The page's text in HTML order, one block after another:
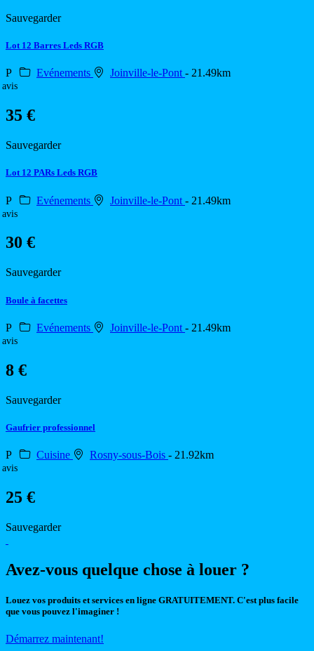
Sauvegarder
Lot 12 Barres Leds RGB
P Evénements Joinville-le-Pont - 21.49km
avis
35 €
Sauvegarder
Lot 12 PARs Leds RGB
P Evénements Joinville-le-Pont - 21.49km
avis
30 €
Sauvegarder
Boule à facettes
P Evénements Joinville-le-Pont - 21.49km
avis
8 €
Sauvegarder
Gaufrier professionnel
P Cuisine Rosny-sous-Bois - 21.92km
avis
25 €
Sauvegarder
Avez-vous quelque chose à louer ?
Louez vos produits et services en ligne GRATUITEMENT. C'est plus facile
que vous pouvez l'imaginer !
Démarrez maintenant!